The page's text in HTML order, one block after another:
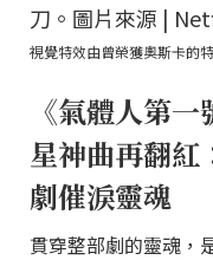
視覺特效由曾榮獲奧斯卡的
《氣體人第
星神曲再翻紅
劇催淚靈魂
貫穿整部劇的靈魂，